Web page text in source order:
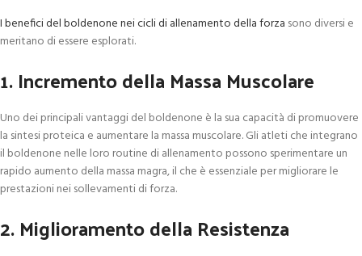
I benefici del boldenone nei cicli di allenamento della forza sono diversi e
meritano di essere esplorati.
1. Incremento della Massa Muscolare
Uno dei principali vantaggi del boldenone è la sua capacità di promuovere
la sintesi proteica e aumentare la massa muscolare. Gli atleti che integrano
il boldenone nelle loro routine di allenamento possono sperimentare un
rapido aumento della massa magra, il che è essenziale per migliorare le
prestazioni nei sollevamenti di forza.
2. Miglioramento della Resistenza